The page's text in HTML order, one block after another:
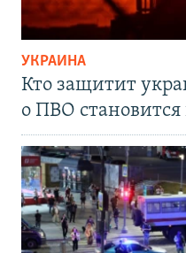
УКРАИНА
Кто защитит
о ПВО